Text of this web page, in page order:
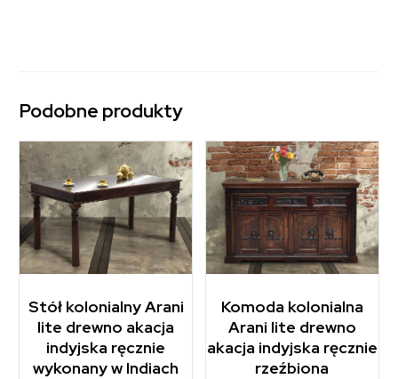
Podobne produkty
Stół kolonialny Arani
lite drewno akacja
indyjska ręcznie
wykonany w Indiach
Komoda kolonialna
Arani lite drewno
akacja indyjska ręcznie
rzeźbiona